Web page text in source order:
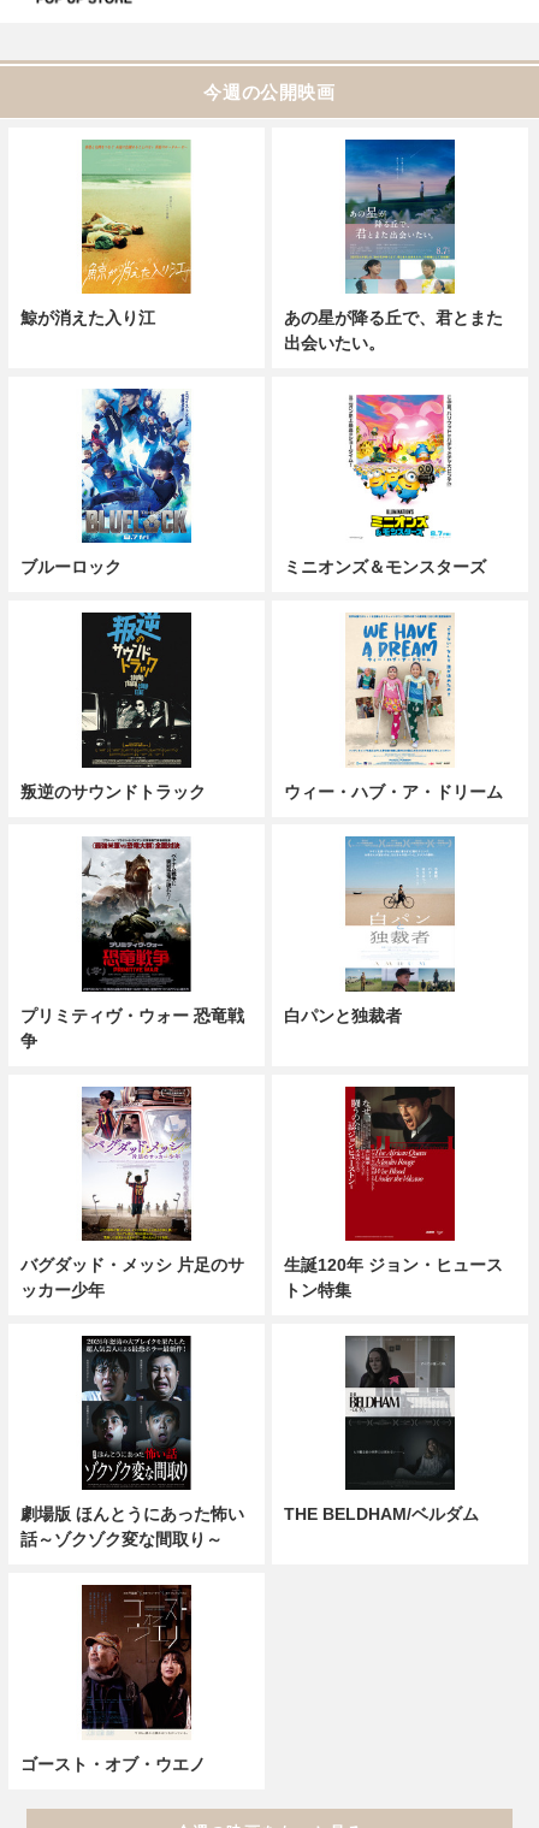
今週の公開映画
鯨が消えた入り江
あの星が降る丘で、君とまた
出会いたい。
ブルーロック ミニオンズ＆モンスターズ
叛逆のサウンドトラック ウィー・ハブ・ア・ドリーム
プリミティヴ・ウォー 恐竜戦
争
白パンと独裁者
バグダッド・メッシ 片足のサ
ッカー少年
生誕120年 ジョン・ヒュース
トン特集
劇場版 ほんとうにあった怖い
話～ゾクゾク変な間取り～
THE BELDHAM/ベルダム
ゴースト・オブ・ウエノ